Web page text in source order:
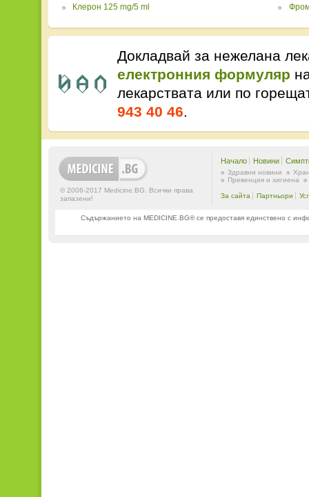
Клерон 125 mg/5 ml
Докладвай за нежелана
електронния формуляр
лекарствата или по
943 40 46.
© 2006-2017 Medicine.BG. Всички права
запазени!
Начало Новини
Здравни новини
Превенция и хигиена
За сайта Партньори
Съдържанието на MEDICINE.BG® се предоставя единствено с